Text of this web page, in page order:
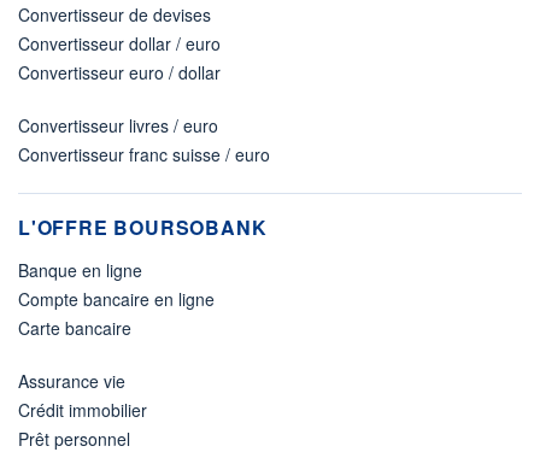
Convertisseur de devises
Convertisseur dollar / euro
Convertisseur euro / dollar
Convertisseur livres / euro
Convertisseur franc suisse / euro
L'OFFRE BOURSOBANK
Banque en ligne
Compte bancaire en ligne
Carte bancaire
Assurance vie
Crédit immobilier
Prêt personnel